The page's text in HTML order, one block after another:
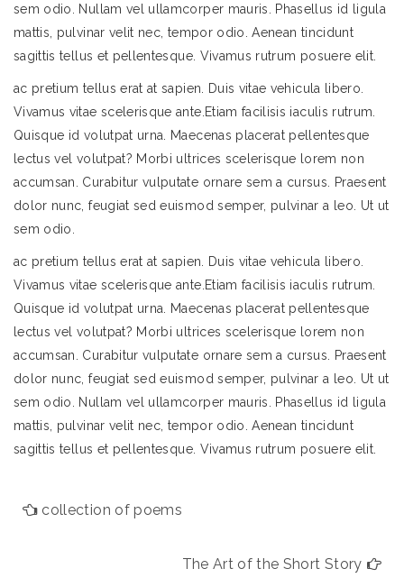
sem odio. Nullam vel ullamcorper mauris. Phasellus id ligula
mattis, pulvinar velit nec, tempor odio. Aenean tincidunt
sagittis tellus et pellentesque. Vivamus rutrum posuere elit.
ac pretium tellus erat at sapien. Duis vitae vehicula libero.
Vivamus vitae scelerisque ante.Etiam facilisis iaculis rutrum.
Quisque id volutpat urna. Maecenas placerat pellentesque
lectus vel volutpat? Morbi ultrices scelerisque lorem non
accumsan. Curabitur vulputate ornare sem a cursus. Praesent
dolor nunc, feugiat sed euismod semper, pulvinar a leo. Ut ut
sem odio.
ac pretium tellus erat at sapien. Duis vitae vehicula libero.
Vivamus vitae scelerisque ante.Etiam facilisis iaculis rutrum.
Quisque id volutpat urna. Maecenas placerat pellentesque
lectus vel volutpat? Morbi ultrices scelerisque lorem non
accumsan. Curabitur vulputate ornare sem a cursus. Praesent
dolor nunc, feugiat sed euismod semper, pulvinar a leo. Ut ut
sem odio. Nullam vel ullamcorper mauris. Phasellus id ligula
mattis, pulvinar velit nec, tempor odio. Aenean tincidunt
sagittis tellus et pellentesque. Vivamus rutrum posuere elit.
collection of poems
The Art of the Short Story